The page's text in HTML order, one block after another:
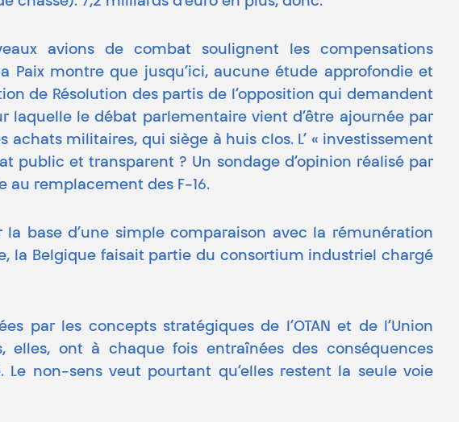
avions de combat soulignent les compensations
Paix montre que jusqu’ici, aucune étude approfondie et
de Résolution des partis de l’opposition qui demandent
le débat parlementaire vient d’être ajournée par
militaires, qui siège à huis clos. L’ « investissement
et transparent ? Un sondage d’opinion réalisé par
au remplacement des F-16.
base d’une simple comparaison avec la rémunération
la Belgique faisait partie du consortium industriel chargé
par les concepts stratégiques de l’OTAN et de l’Union
ont à chaque fois entraînées des conséquences
non-sens veut pourtant qu’elles restent la seule voie